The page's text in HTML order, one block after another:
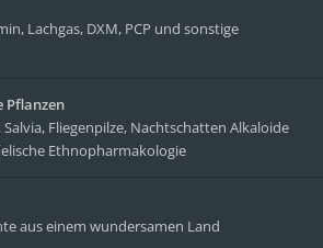
Lachgas, DXM, PCP und sonstige
Pflanzen
Fliegenpilze, Nachtschatten Alkaloide
Ethnopharmakologie
aus einem wundersamen Land